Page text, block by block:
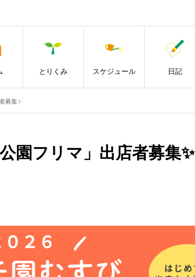
とりくみ スケジュール 日記
募集✨
園フリマ」出店者募集✨